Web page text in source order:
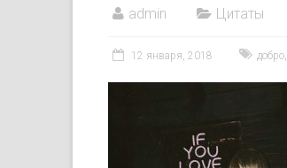
admin Цитаты
12 января, 2018 добро,